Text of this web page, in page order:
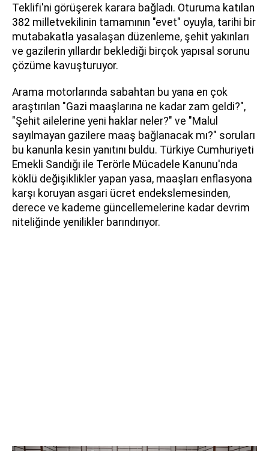
Teklifi'ni görüşerek karara bağladı. Oturuma katılan
382 milletvekilinin tamamının "evet" oyuyla, tarihi bir
mutabakatla yasalaşan düzenleme, şehit yakınları
ve gazilerin yıllardır beklediği birçok yapısal sorunu
çözüme kavuşturuyor.
Arama motorlarında sabahtan bu yana en çok
araştırılan "Gazi maaşlarına ne kadar zam geldi?",
"Şehit ailelerine yeni haklar neler?" ve "Malul
sayılmayan gazilere maaş bağlanacak mı?" soruları
bu kanunla kesin yanıtını buldu. Türkiye Cumhuriyeti
Emekli Sandığı ile Terörle Mücadele Kanunu'nda
köklü değişiklikler yapan yasa, maaşları enflasyona
karşı koruyan asgari ücret endekslemesinden,
derece ve kademe güncellemelerine kadar devrim
niteliğinde yenilikler barındırıyor.